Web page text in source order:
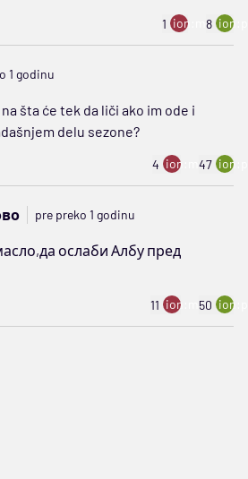
1 ion:minus
8
1 godinu
šta će tek da liči ako im ode i
delu sezone?
4 ion:minus
47
pre preko 1 godinu
ослаби Албу пред
11 ion:minus
50